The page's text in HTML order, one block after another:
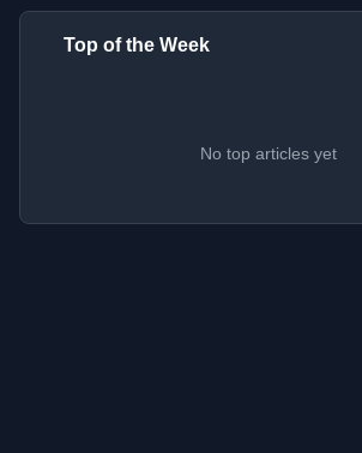
Top of the Week
No top articles yet